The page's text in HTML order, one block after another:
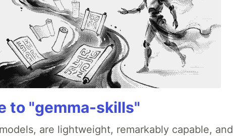
to "gemma-skills"
are lightweight, remarkably capable, and